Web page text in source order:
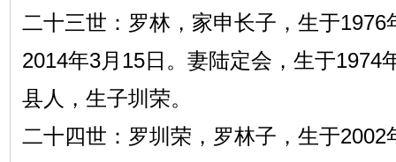
二十三世：罗林，家申长子，生于1976
2014年3月15日。妻陆定会，生于1974
县人，生子圳荣。
二十四世：罗圳荣，罗林子，生于2002